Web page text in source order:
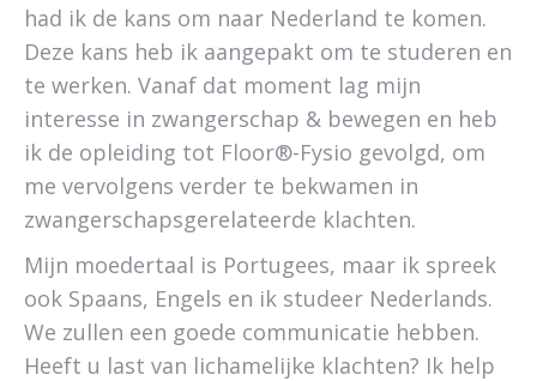
had ik de kans om naar Nederland te komen.
Deze kans heb ik aangepakt om te studeren en
te werken. Vanaf dat moment lag mijn
interesse in zwangerschap & bewegen en heb
ik de opleiding tot Floor®-Fysio gevolgd, om
me vervolgens verder te bekwamen in
zwangerschapsgerelateerde klachten.
Mijn moedertaal is Portugees, maar ik spreek
ook Spaans, Engels en ik studeer Nederlands.
We zullen een goede communicatie hebben.
Heeft u last van lichamelijke klachten? Ik help